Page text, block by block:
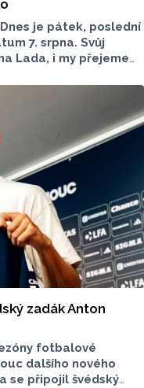
je pátek, poslední
7. srpna. Svůj
Lada, i my přejeme
zadák Anton
fotbalové
dalšího nového
se připojil švédský